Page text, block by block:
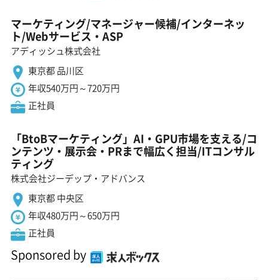
マーケティング/マネージャー候補/インターネッ
ト/Webサービス・ASP
アディッシュ株式会社
東京都 品川区
年収540万円～720万円
正社員
「BtoBマーケティング」AI・GPU市場を支える/コ
ンテンツ・展示会・PRまで幅広く担当/ITコンサル
ティング
株式会社ジーデップ・アドバンス
東京都 中央区
年収480万円～650万円
正社員
Sponsored by